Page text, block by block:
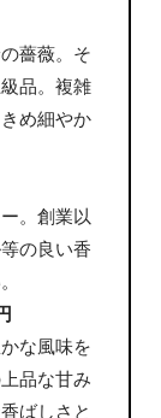
薔薇。そ
品。複雑
め細やか
。創業以
の良い香
な風味を
品な甘み
ばしさと